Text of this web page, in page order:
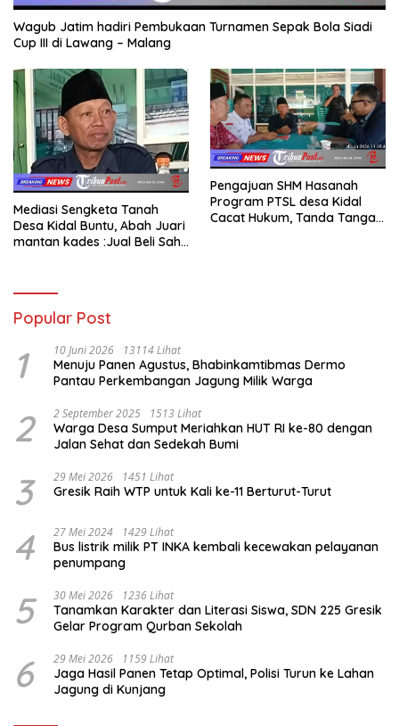
Wagub Jatim hadiri Pembukaan Turnamen Sepak Bola Siadi
Cup III di Lawang – Malang
Mediasi Sengketa Tanah
Desa Kidal Buntu, Abah Juari
mantan kades :Jual Beli Sah,
Membatalkan Hak Warga.
Pengajuan SHM Hasanah
Program PTSL desa Kidal
Cacat Hukum, Tanda Tangan
Popular Post
1 10 Juni 2026 13114 Lihat
Menuju Panen Agustus, Bhabinkamtibmas Dermo
Pantau Perkembangan Jagung Milik Warga
2 2 September 2025 1513 Lihat
Warga Desa Sumput Meriahkan HUT RI ke-80 dengan
Jalan Sehat dan Sedekah Bumi ‎
3 29 Mei 2026 1451 Lihat
Gresik Raih WTP untuk Kali ke-11 Berturut-Turut
4 27 Mei 2024 1429 Lihat
Bus listrik milik PT INKA kembali kecewakan pelayanan
penumpang
5 30 Mei 2026 1236 Lihat
Tanamkan Karakter dan Literasi Siswa, SDN 225 Gresik
Gelar Program Qurban Sekolah
6 29 Mei 2026 1159 Lihat
Jaga Hasil Panen Tetap Optimal, Polisi Turun ke Lahan
Jagung di Kunjang